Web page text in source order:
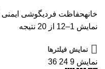
خانهحفاظت فردیگوشی ایمنی
نمایش 1–12 از 20 نتیجه
نمایش فیلترها
نمایش 9
24
36